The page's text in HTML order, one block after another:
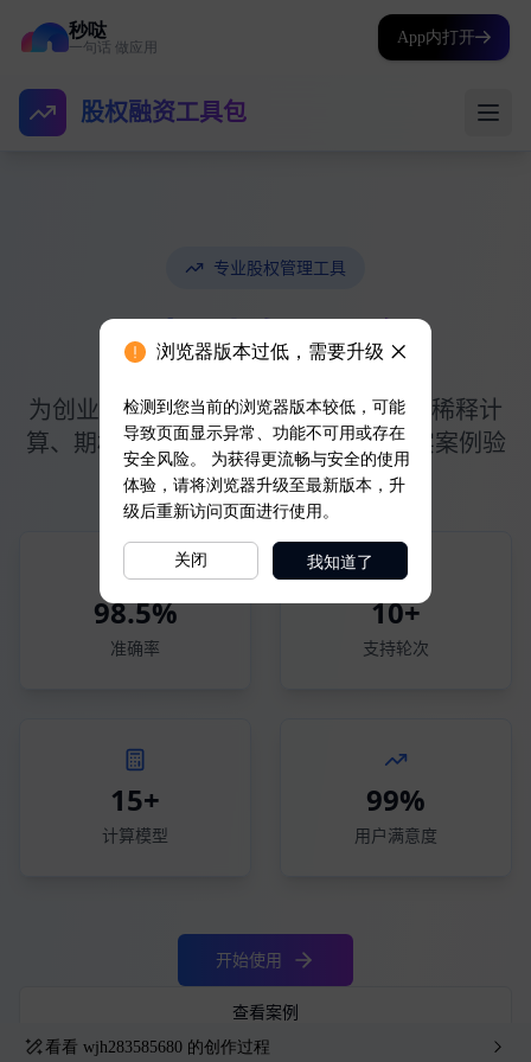
秒哒
一句话 做应用
App内打开
看看 wjh283585680 的创作过程
浏览器版本过低，需要升级
检测到您当前的浏览器版本较低，可能
导致页面显示异常、功能不可用或存在
安全风险。 为获得更流畅与安全的使用
体验，请将浏览器升级至最新版本，升
级后重新访问页面进行使用。
关闭 我知道了